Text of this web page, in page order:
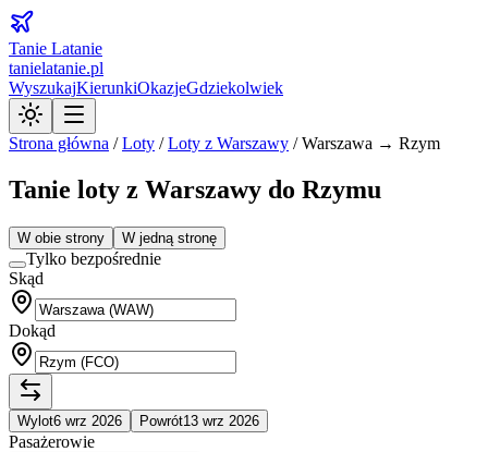
Tanie Latanie
tanielatanie.pl
WyszukajKierunkiOkazjeGdziekolwiek
Strona główna /Loty /Loty z Warszawy /Warszawa → Rzym
Tanie loty z Warszawy do Rzymu
W obie strony W jedną stronę
Tylko bezpośrednie
Skąd
Dokąd
Wylot6 wrz 2026 Powrót13 wrz 2026
Pasażerowie